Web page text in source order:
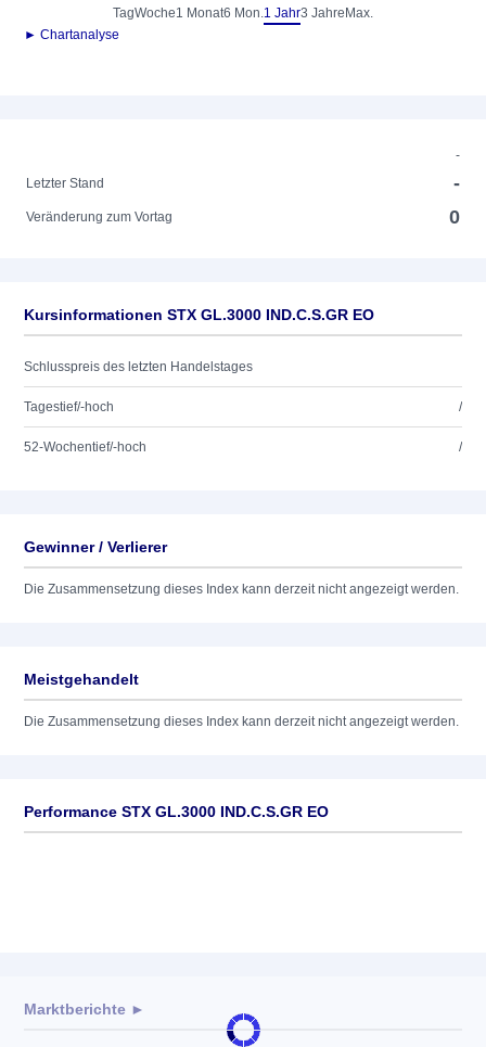
TagWoche1 Monat6 Mon.1 Jahr3 Jahre Max.
► Chartanalyse
-
Letzter Stand
-
Veränderung zum Vortag 0
Kursinformationen STX GL.3000 IND.C.S.GR EO
Schlusspreis des letzten Handelstages
Tagestief/-hoch /
52-Wochentief/-hoch /
Gewinner / Verlierer
Die Zusammensetzung dieses Index kann derzeit nicht angezeigt werden.
Meistgehandelt
Die Zusammensetzung dieses Index kann derzeit nicht angezeigt werden.
Performance STX GL.3000 IND.C.S.GR EO
Marktberichte ►